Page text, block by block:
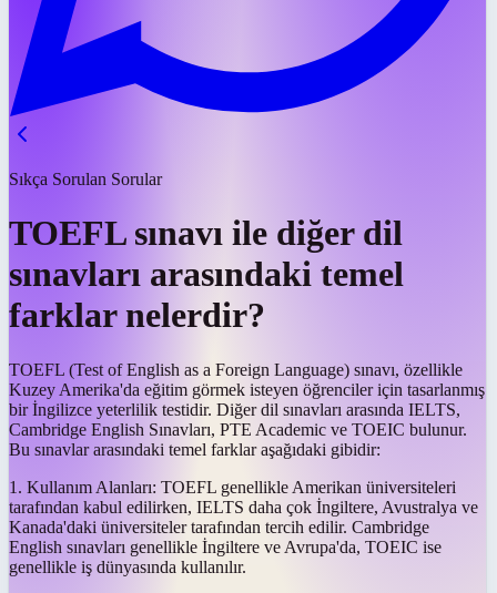
Sıkça Sorulan Sorular
TOEFL sınavı ile diğer dil
sınavları arasındaki temel
farklar nelerdir?
TOEFL (Test of English as a Foreign Language) sınavı, özellikle
Kuzey Amerika'da eğitim görmek isteyen öğrenciler için tasarlanmış
bir İngilizce yeterlilik testidir. Diğer dil sınavları arasında IELTS,
Cambridge English Sınavları, PTE Academic ve TOEIC bulunur.
Bu sınavlar arasındaki temel farklar aşağıdaki gibidir:
1. Kullanım Alanları: TOEFL genellikle Amerikan üniversiteleri
tarafından kabul edilirken, IELTS daha çok İngiltere, Avustralya ve
Kanada'daki üniversiteler tarafından tercih edilir. Cambridge
English sınavları genellikle İngiltere ve Avrupa'da, TOEIC ise
genellikle iş dünyasında kullanılır.